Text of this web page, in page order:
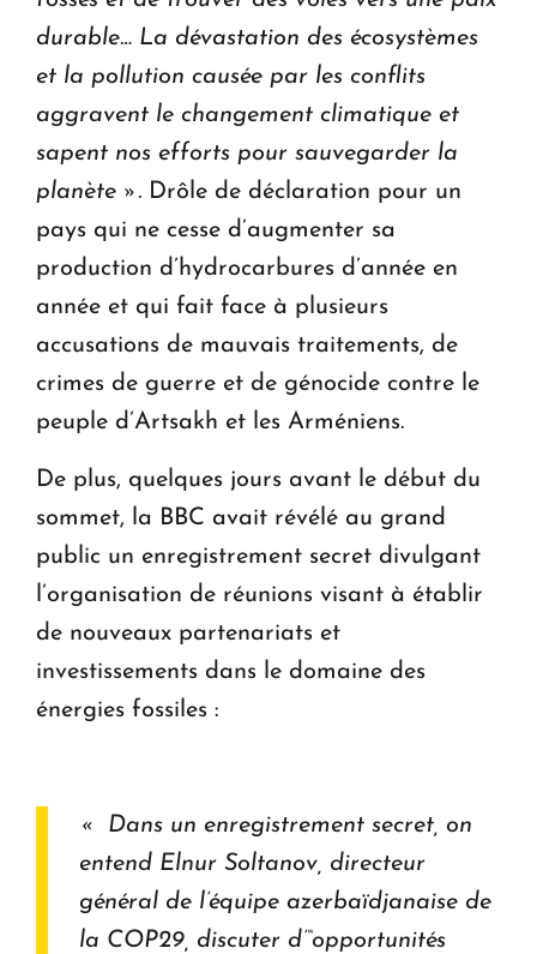
durable… La dévastation des écosystèmes
et la pollution causée par les conflits
aggravent le changement climatique et
sapent nos efforts pour sauvegarder la
planète ». Drôle de déclaration pour un
pays qui ne cesse d’augmenter sa
production d’hydrocarbures d’année en
année et qui fait face à plusieurs
accusations de mauvais traitements, de
crimes de guerre et de génocide contre le
peuple d’Artsakh et les Arméniens.
De plus, quelques jours avant le début du
sommet, la BBC avait révélé au grand
public un enregistrement secret divulgant
l’organisation de réunions visant à établir
de nouveaux partenariats et
investissements dans le domaine des
énergies fossiles :
« Dans un enregistrement secret, on
entend Elnur Soltanov, directeur
général de l’équipe azerbaïdjanaise de
la COP29, discuter d’“opportunités